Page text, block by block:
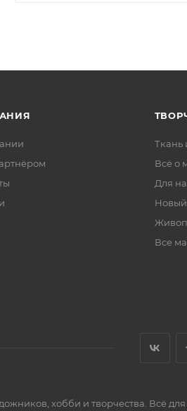
Ткань
Всё о
Для
Новый
Все
хобби и творчества. Всё